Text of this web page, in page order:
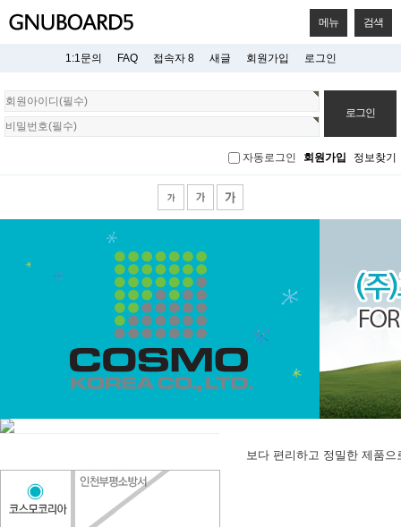
메뉴 검색
1:1문의 FAQ 접속자 8 새글 회원가입 로그인
회
원
로
자동로그인 회원가입 정보찾기
보다 편리하고 정밀한 제품